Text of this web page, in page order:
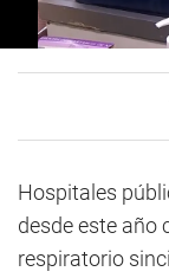
Hospitales
desde este año
respiratorio